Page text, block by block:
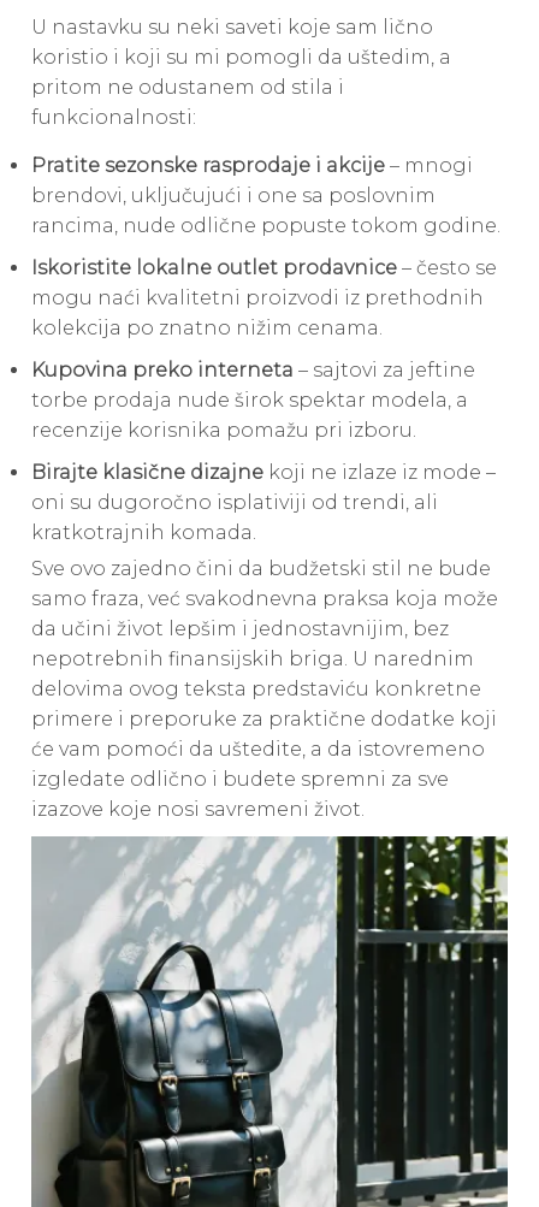
U nastavku su neki saveti koje sam lično
koristio i koji su mi pomogli da uštedim, a
pritom ne odustanem od stila i
funkcionalnosti:
Pratite sezonske rasprodaje i akcije – mnogi
brendovi, uključujući i one sa poslovnim
rancima, nude odlične popuste tokom godine.
Iskoristite lokalne outlet prodavnice – često se
mogu naći kvalitetni proizvodi iz prethodnih
kolekcija po znatno nižim cenama.
Kupovina preko interneta – sajtovi za jeftine
torbe prodaja nude širok spektar modela, a
recenzije korisnika pomažu pri izboru.
Birajte klasične dizajne koji ne izlaze iz mode –
oni su dugoročno isplativiji od trendi, ali
kratkotrajnih komada.
Sve ovo zajedno čini da budžetski stil ne bude
samo fraza, već svakodnevna praksa koja može
da učini život lepšim i jednostavnijim, bez
nepotrebnih finansijskih briga. U narednim
delovima ovog teksta predstaviću konkretne
primere i preporuke za praktične dodatke koji
će vam pomoći da uštedite, a da istovremeno
izgledate odlično i budete spremni za sve
izazove koje nosi savremeni život.